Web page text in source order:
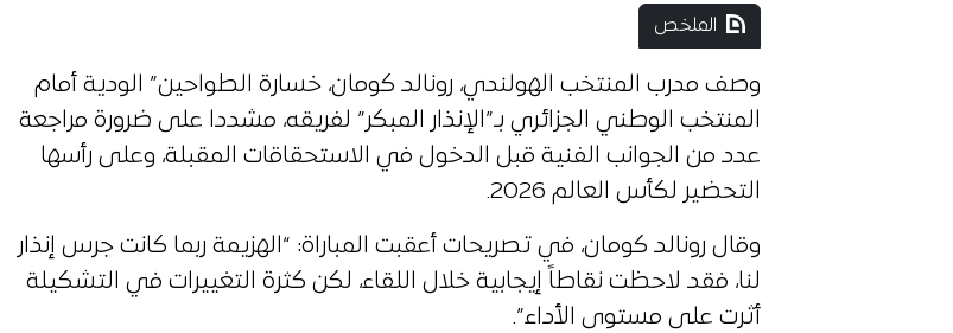
الملخص
وصف مدرب المنتخب الهولندي، رونالد كومان، خسارة الطواحين” الودية أمام
المنتخب الوطني الجزائري بـ”الإنذار المبكر” لفريقه، مشددا على ضرورة مراجعة
عدد من الجوانب الفنية قبل الدخول في الاستحقاقات المقبلة، وعلى رأسها
التحضير لكأس العالم 2026.
وقال رونالد كومان، في تصريحات أعقبت المباراة: “الهزيمة ربما كانت جرس إنذار
لنا، فقد لاحظت نقاطاً إيجابية خلال اللقاء، لكن كثرة التغييرات في التشكيلة
أثرت على مستوى الأداء”.